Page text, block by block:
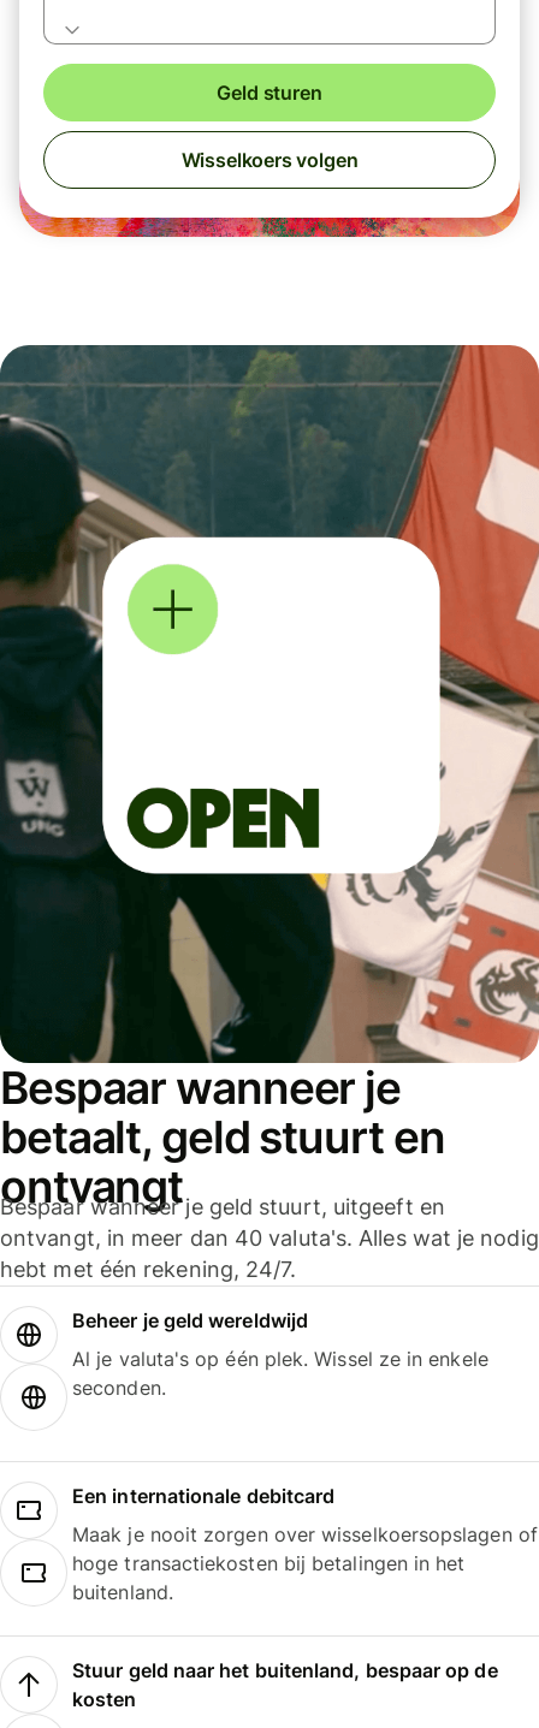
Geld sturen
Wisselkoers volgen
Bespaar wanneer je
betaalt, geld stuurt en
ontvangt
Bespaar wanneer je geld stuurt, uitgeeft en
ontvangt, in meer dan 40 valuta's. Alles wat je nodig
hebt met één rekening, 24/7.
Beheer je geld wereldwijd
Al je valuta's op één plek. Wissel ze in enkele
seconden.
Een internationale debitcard
Maak je nooit zorgen over wisselkoersopslagen of
hoge transactiekosten bij betalingen in het
buitenland.
Stuur geld naar het buitenland, bespaar op de
kosten